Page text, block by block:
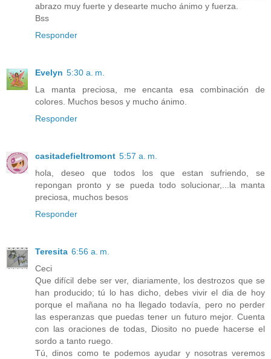
abrazo muy fuerte y desearte mucho ánimo y fuerza.
Bss
Responder
Evelyn 5:30 a. m.
La manta preciosa, me encanta esa combinación de
colores. Muchos besos y mucho ánimo.
Responder
casitadefieltromont 5:57 a. m.
hola, deseo que todos los que estan sufriendo, se
repongan pronto y se pueda todo solucionar,...la manta
preciosa, muchos besos
Responder
Teresita 6:56 a. m.
Ceci
Que difícil debe ser ver, diariamente, los destrozos que se
han producido; tú lo has dicho, debes vivir el dia de hoy
porque el mañana no ha llegado todavía, pero no perder
las esperanzas que puedas tener un futuro mejor. Cuenta
con las oraciones de todas, Diosito no puede hacerse el
sordo a tanto ruego.
Tú, dinos como te podemos ayudar y nosotras veremos